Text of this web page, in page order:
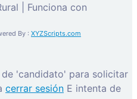
| Funciona con
By : XYZScripts.com
'candidato' para solicitar
cerrar sesión E intenta de